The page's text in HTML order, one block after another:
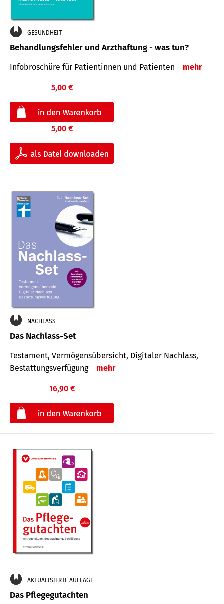
GESUNDHEIT
Behandlungsfehler und Arzthaftung - was tun?
Infobroschüre für Patientinnen und Patienten mehr
5,00 €
5,00 €
NACHLASS
Das Nachlass-Set
Testament, Vermögens­übersicht, Digitaler Nach­lass,
Bestat­tungs­ver­fügung
mehr
16,90 €
AKTUALISIERTE AUFLAGE
Das Pflegegutachten